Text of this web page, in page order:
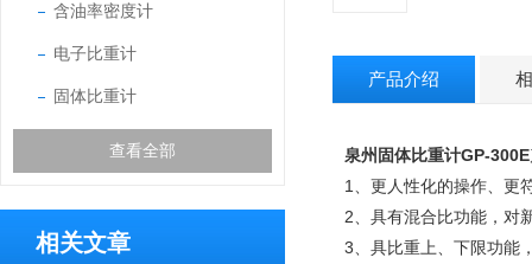
含油率密度计
电子比重计
固体比重计
查看全部
相关文章
产品介绍
泉州固体比重计GP-300E
1、更人性化的操作、更
2、具有混合比功能，对
3、具比重上、下限功能